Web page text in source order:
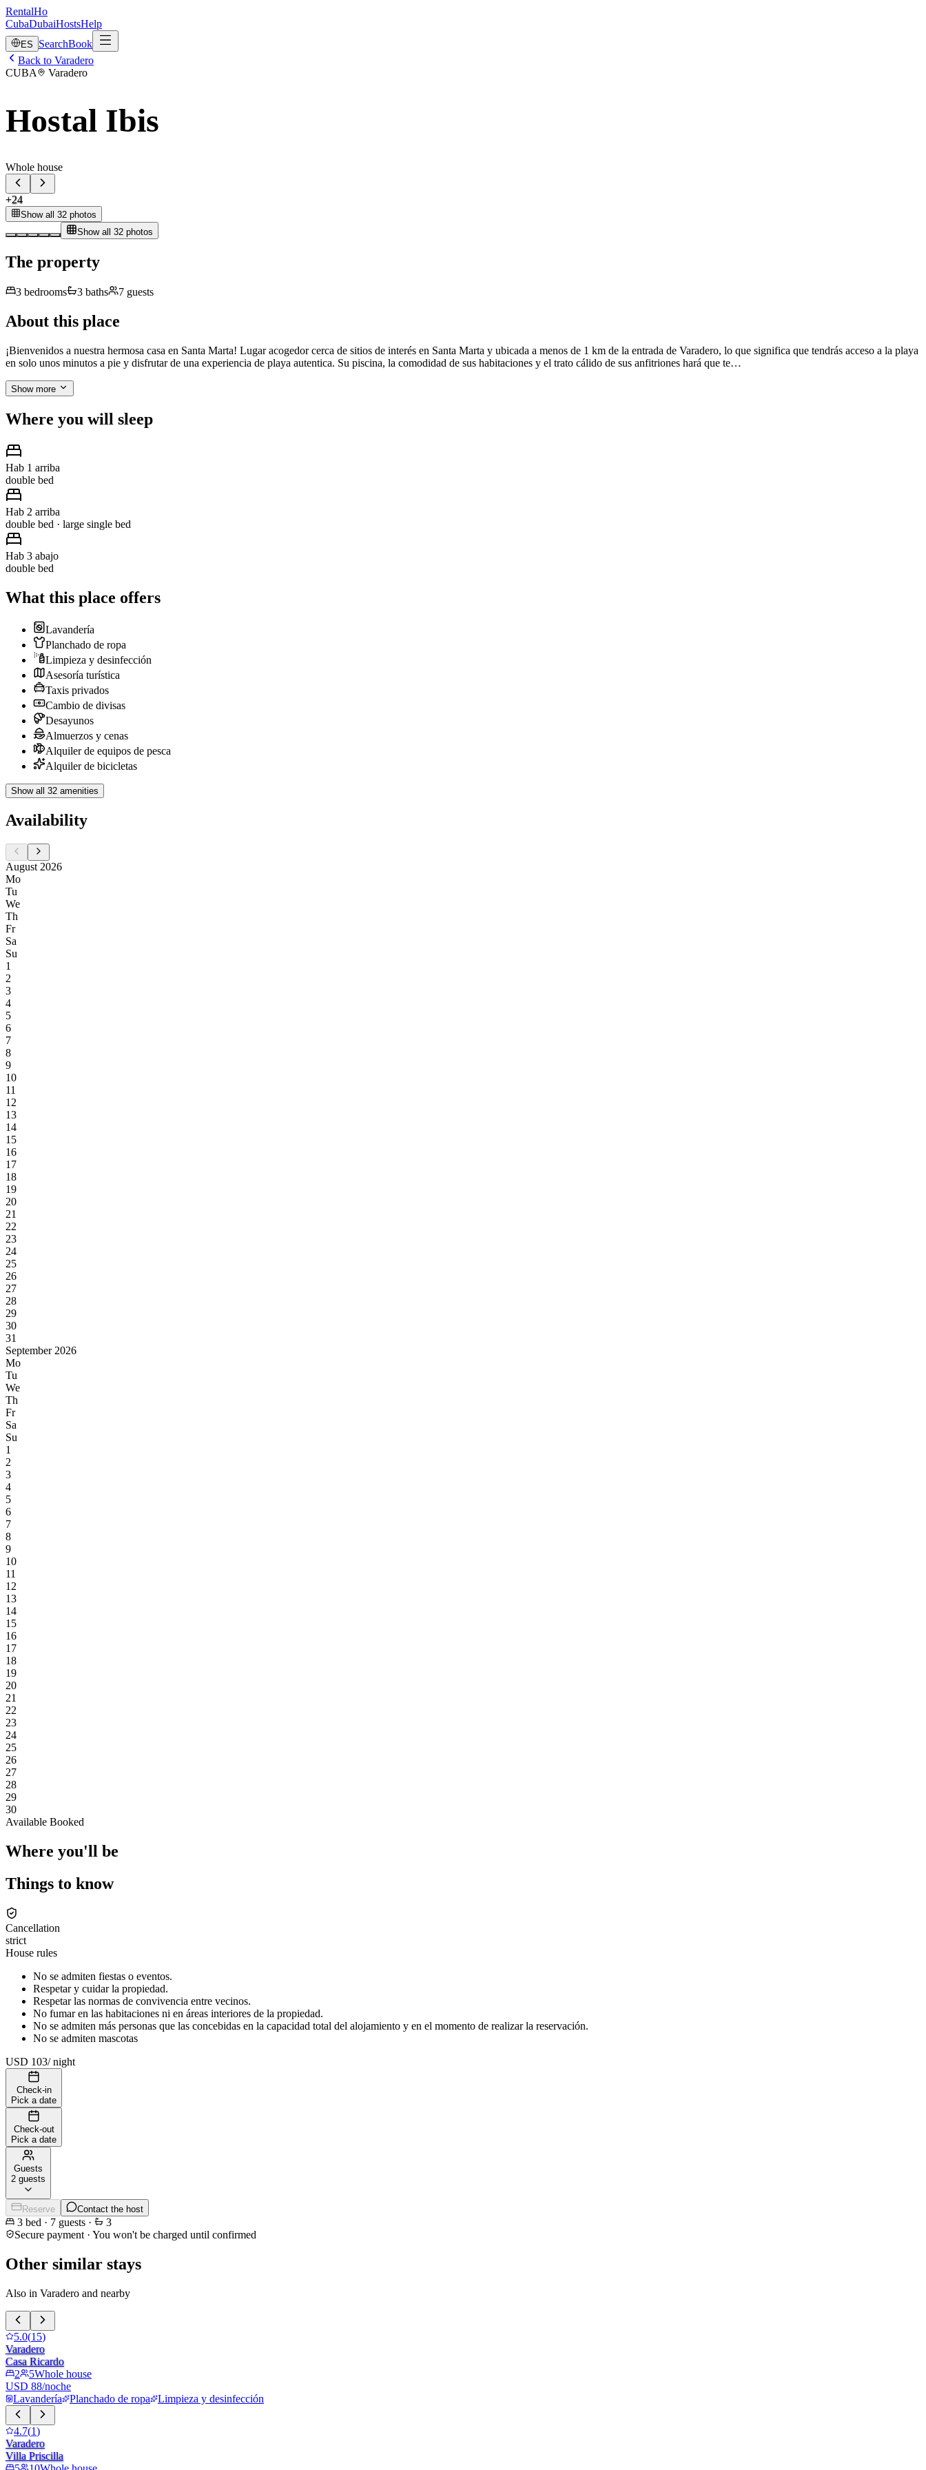
RentalHo
CubaDubaiHostsHelp
ES SearchBook
Back to Varadero
CUBA
Varadero
Hostal Ibis
Whole house
+24
Show all 32 photos
Show all 32 photos
The property
3 bedrooms 3 baths 7 guests
About this place
¡Bienvenidos a nuestra hermosa casa en Santa Marta! Lugar acogedor cerca de sitios de interés en Santa Marta y ubicada a menos de 1 km de la entrada de Varadero, lo que significa que tendrás acceso a la playa
en solo unos minutos a pie y disfrutar de una experiencia de playa autentica. Su piscina, la comodidad de sus habitaciones y el trato cálido de sus anfitriones hará que te…
Show more
Where you will sleep
Hab 1 arriba
double bed
Hab 2 arriba
double bed · large single bed
Hab 3 abajo
double bed
What this place offers
Lavandería
Planchado de ropa
Limpieza y desinfección
Asesoría turística
Taxis privados
Cambio de divisas
Desayunos
Almuerzos y cenas
Alquiler de equipos de pesca
Alquiler de bicicletas
Show all 32 amenities
Availability
August 2026
Mo
Tu
We
Th
Fr
Sa
Su
1
2
3
4
5
6
7
8
9
10
11
12
13
14
15
16
17
18
19
20
21
22
23
24
25
26
27
28
29
30
31
September 2026
Mo
Tu
We
Th
Fr
Sa
Su
1
2
3
4
5
6
7
8
9
10
11
12
13
14
15
16
17
18
19
20
21
22
23
24
25
26
27
28
29
30
Available Booked
Where you'll be
Things to know
Cancellation
strict
House rules
No se admiten fiestas o eventos.
Respetar y cuidar la propiedad.
Respetar las normas de convivencia entre vecinos.
No fumar en las habitaciones ni en áreas interiores de la propiedad.
No se admiten más personas que las concebidas en la capacidad total del alojamiento y en el momento de realizar la reservación.
No se admiten mascotas
USD 103/night
Check-in
Pick a date
Check-out
Pick a date
Guests
2 guests
Reserve Contact the host
3 bed · 7 guests ·
3
Secure payment · You won't be charged until confirmed
Other similar stays
Also in Varadero and nearby
5.0(15)
Varadero
Casa Ricardo
2
5Whole house
USD 88/noche
Lavandería
Planchado de ropa Limpieza y desinfección
4.7(1)
Varadero
Villa Priscilla